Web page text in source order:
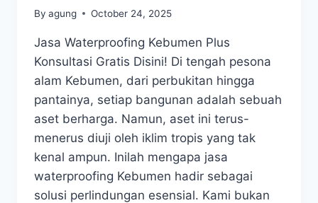
By agung October 24, 2025
Jasa Waterproofing Kebumen Plus
Konsultasi Gratis Disini! Di tengah pesona
alam Kebumen, dari perbukitan hingga
pantainya, setiap bangunan adalah sebuah
aset berharga. Namun, aset ini terus-
menerus diuji oleh iklim tropis yang tak
kenal ampun. Inilah mengapa jasa
waterproofing Kebumen hadir sebagai
solusi perlindungan esensial. Kami bukan